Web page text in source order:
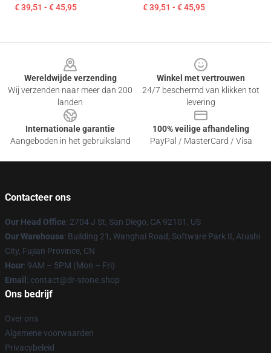
€ 39,51 - € 45,95 € 39,51 - € 45,95
Wereldwijde verzending
Wij verzenden naar meer dan 200
landen
Winkel met vertrouwen
24/7 beschermd van klikken tot
levering
Internationale garantie
Aangeboden in het gebruiksland
100% veilige afhandeling
PayPal / MasterCard / Visa
Contacteer ons
Our Head Office: 2704 J St, San Diego, CA 92101, US
Our Warehouse: Building 21, Wanghai Road, Software Park II, Atushi
City, Fujian Province, CN
Hour: 9AM – 5PM (Mon – Fri)
Email : contact@dr-stone.shop
Ons bedrijf
Over ons
Algemene voorwaarden
Privacybeleid